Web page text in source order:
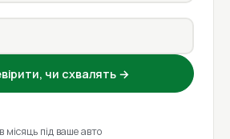
чи схвалять →
місяць під ваше авто